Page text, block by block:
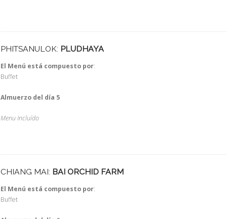
PHITSANULOK: PLUDHAYA
El Menú está compuesto por:
Buffet
Almuerzo del día 5
Menu Incluído
CHIANG MAI: BAI ORCHID FARM
El Menú está compuesto por:
Buffet